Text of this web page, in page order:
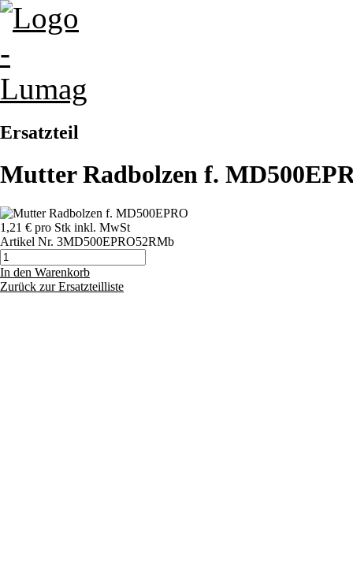
Ersatzteil
Mutter Radbolzen f.
1,21 € pro Stk inkl. MwSt
Artikel Nr. 3MD500EPRO52RMb
In den Warenkorb
Zurück zur Ersatzteilliste